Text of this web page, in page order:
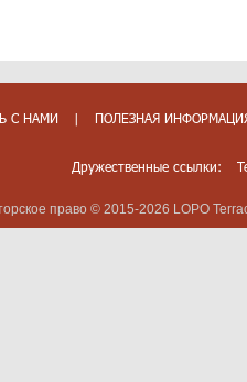
С НАМИ | ПОЛЕЗНАЯ
Дружественные ссылки:
право © 2015-2026 LOPO